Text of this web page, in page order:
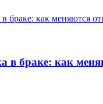
в браке: как